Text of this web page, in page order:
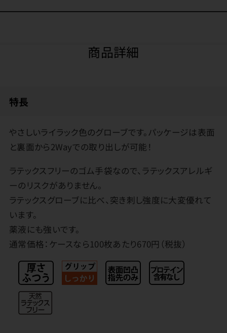
商品詳細
特長
やさしいライラック色のグローブです。パッケージは表面
と裏面から2Wayでの取り出しが可能！
ラテックスフリーのゴム手袋なので、ラテックスアレルギ
ーのリスクがありません。
ラテックスグローブに比べ、突き刺し強度に大変優れて
います。
薬液にも強いです。
通常価格：ケースなら100枚あたり670円（税抜）